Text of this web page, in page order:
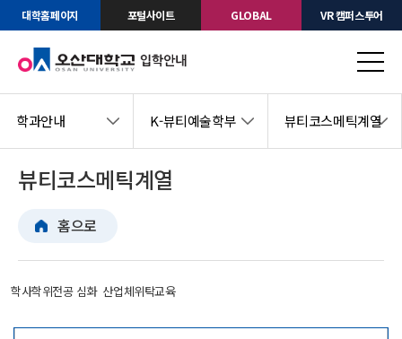
대학홈페이지 포털사이트 GLOBAL VR 캠퍼스투어
학과안내 K-뷰티예술학부 뷰티코스메틱계열
뷰티코스메틱계열
홈으로
학사학위전공 심화 산업체위탁교육